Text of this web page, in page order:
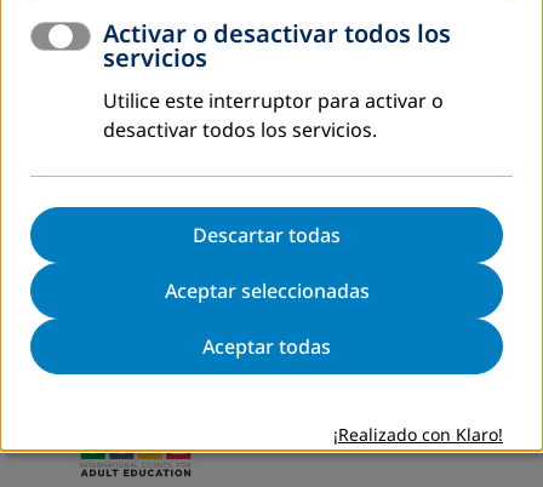
Mapa de sitio
Aviso legal
Política de Privacidad
DVV International
Configuración de cookies
Activar o desactivar todos los
servicios
Utilice este interruptor para activar o
desactivar todos los servicios.
Descartar todas
Aceptar seleccionadas
Aceptar todas
¡Realizado con Klaro!